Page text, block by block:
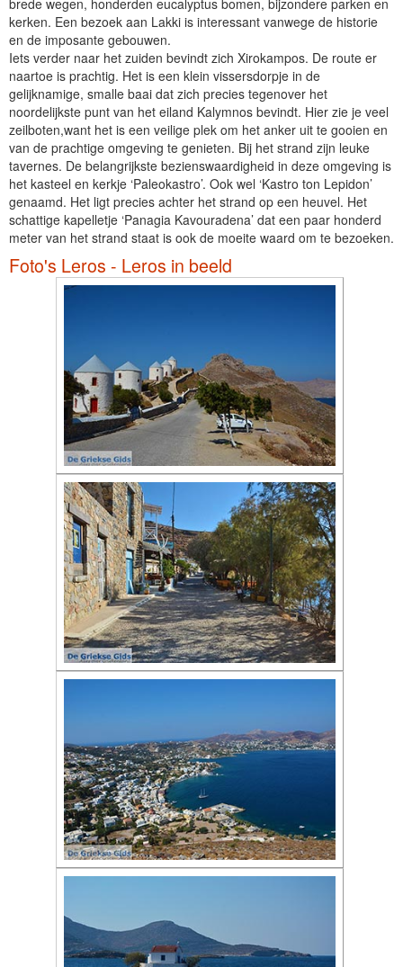
kerken. Een bezoek aan Lakki is interessant vanwege de historie
en de imposante gebouwen.
Iets verder naar het zuiden bevindt zich Xirokampos. De route er
naartoe is prachtig. Het is een klein vissersdorpje in de
gelijknamige, smalle baai dat zich precies tegenover het
noordelijkste punt van het eiland Kalymnos bevindt. Hier zie je veel
zeilboten,want het is een veilige plek om het anker uit te gooien en
van de prachtige omgeving te genieten. Bij het strand zijn leuke
tavernes. De belangrijkste bezienswaardigheid in deze omgeving is
het kasteel en kerkje ‘Paleokastro’. Ook wel ‘Kastro ton Lepidon’
genaamd. Het ligt precies achter het strand op een heuvel. Het
schattige kapelletje ‘Panagia Kavouradena’ dat een paar honderd
meter van het strand staat is ook de moeite waard om te bezoeken.
Foto's Leros - Leros in beeld